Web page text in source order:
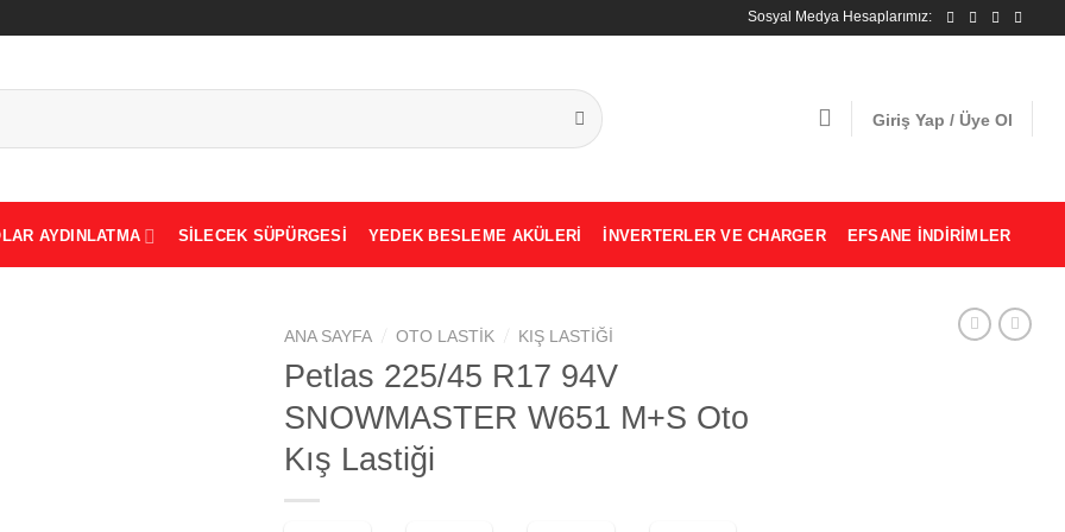
Sosyal Medya Hesaplarımız:
Giriş Yap / Üye Ol
AYDINLATMA SILECEK SÜPÜRGESI YEDEK BESLEME AKÜLERI İNVERTERLER VE CHARGER EFSANE İNDIRIMLER
ANA SAYFA OTO LASTIK KIŞ LASTIĞI
Petlas 225/45 R17 94V
SNOWMASTER W651 M+S Oto
Kış Lastiği